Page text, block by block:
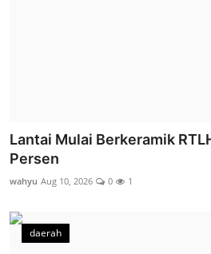
Lantai Mulai Berkeramik
Persen
wahyu Aug 10, 2026 0 1
daerah